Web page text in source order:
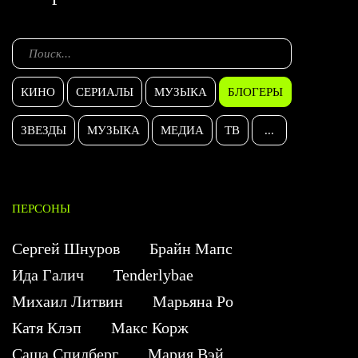
КИНО СЕРИАЛЫ МУЗЫКА БЛОГЕРЫ
ЗВЕЗДЫ МУЗЫКА МЕДИА ТВ ...
ПЕРСОНЫ
Сергей Шнуров
Брайн Мапс
Ида Галич
Tenderlybae
Михаил Литвин
Марьяна Ро
Катя Клэп
Макс Корж
Саша Спилберг
Мария Вэй